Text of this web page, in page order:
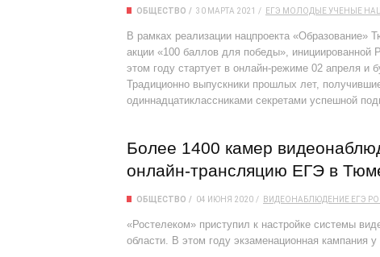
ОБЩЕСТВО 30 МАРТА 2021 ЕГЭ МОЛОДЫЕ УЧЕНЫЕ
В рамках реализации нацпроекта «Образование»
акции «100 баллов для победы», инициированной
этом году стартует в онлайн-режиме 02 апреля и
Традиционно выпускники прошлых лет,
одиннадцатиклассниками секретами успешной
Более 1400 камер
онлайн-трансляцию ЕГЭ в
ОБЩЕСТВО 04 ИЮНЯ 2020 ВИДЕОНАБЛЮДЕНИЕ ЕГЭ
«Ростелеком» приступил к настройке системы
области. В этом году экзаменационная кампания